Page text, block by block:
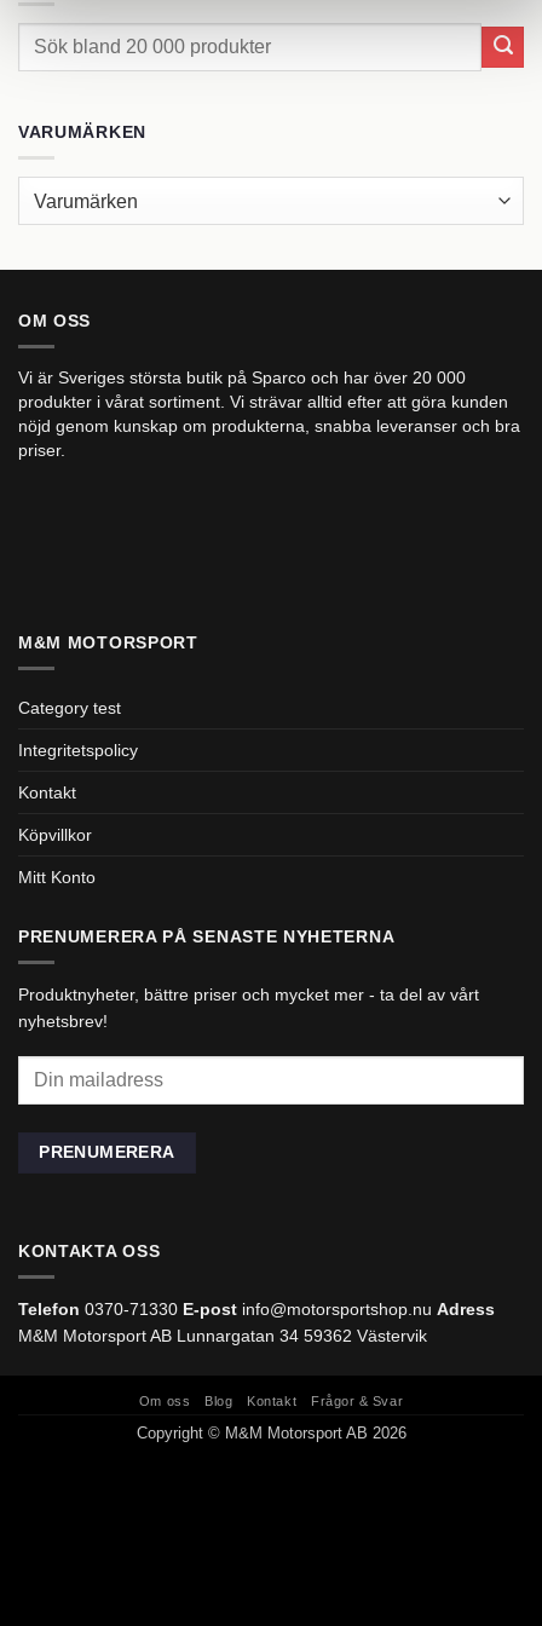
efter:
VARUMÄRKEN
OM OSS
Vi är Sveriges största butik på Sparco och har över 20 000
produkter i vårat sortiment. Vi strävar alltid efter att göra kunden
nöjd genom kunskap om produkterna, snabba leveranser och bra
priser.
M&M MOTORSPORT
Category test
Integritetspolicy
Kontakt
Köpvillkor
Mitt Konto
PRENUMERERA PÅ SENASTE NYHETERNA
Produktnyheter, bättre priser och mycket mer - ta del av vårt
nyhetsbrev!
KONTAKTA OSS
Telefon 0370-71330 E-post info@motorsportshop.nu Adress
M&M Motorsport AB Lunnargatan 34 59362 Västervik
Om oss Blog Kontakt Frågor & Svar
Copyright © M&M Motorsport AB 2026